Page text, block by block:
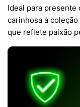
Ideal para presente
carinhosa à
que reflete paixão